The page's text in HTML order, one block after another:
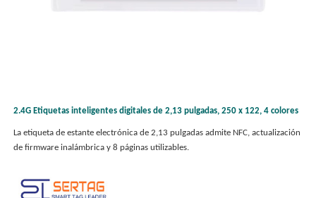
2.4G Etiquetas inteligentes digitales de 2,13 pulgadas, 250 x 122, 4 colores
La etiqueta de estante electrónica de 2,13 pulgadas admite NFC, actualización
de firmware inalámbrica y 8 páginas utilizables.